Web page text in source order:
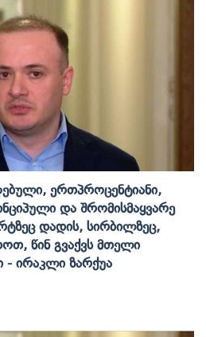
Ერთპროცენტიანი,
Და Შრომისმაყვარე
Დადის, Სირბილზეც,
Წინ Გვაქვს Მთელი
- Ირაკლი Ზარქუა